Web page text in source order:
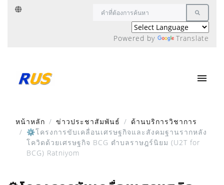
Powered by Translate
หน้าหลัก ข่าวประชาสัมพันธ์
ด้านบริการวิชาการ
⚙️โครงการขับเคลื่อนเศรษฐกิจและสังคมฐานรากหลัง
โควิดด้วยเศรษฐกิจ BCG ตำบลราษฎร์นิยม (U2T for
BCG) Ratniyom